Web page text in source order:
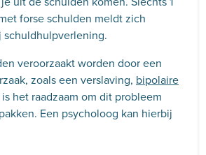
forse schulden meldt zich
veroorzaakt worden door een
zoals een verslaving, bipolaire
is het raadzaam om dit probleem
Een psycholoog kan hierbij